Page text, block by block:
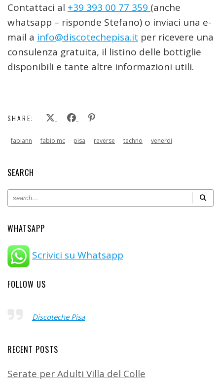
Contattaci al +39 393 00 77 359 (anche
whatsapp – risponde Stefano) o inviaci una e-
mail a info@discotechepisa.it per ricevere una
consulenza gratuita, il listino delle bottiglie
disponibili e tante altre informazioni utili.
SHARE:
fabiann fabio mc pisa reverse techno venerdi
SEARCH
WHATSAPP
Scrivici su Whatsapp
FOLLOW US
Discoteche Pisa
RECENT POSTS
Serate per Adulti Villa del Colle